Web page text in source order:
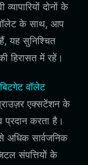
दोनों के
के साथ, आप
यह सुनिश्चित
हिरासत में रहें।
बिटगेट वॉलेट
एक्सटेंशन के
करता है।
अधिक सार्वजनिक
संपत्तियों के